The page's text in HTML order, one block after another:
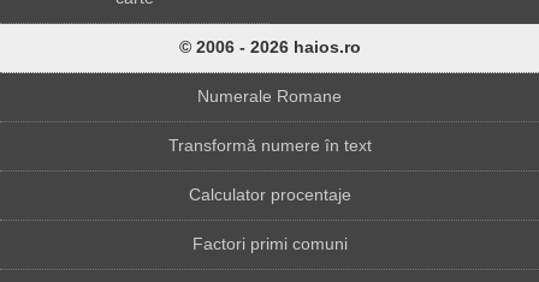
© 2006 - 2026 haios.ro
Numerale Romane
Transformă numere în text
Calculator procentaje
Factori primi comuni